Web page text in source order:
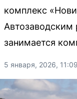
комплекс
Автозаводским
занимается
5 января, 2026, 11:09